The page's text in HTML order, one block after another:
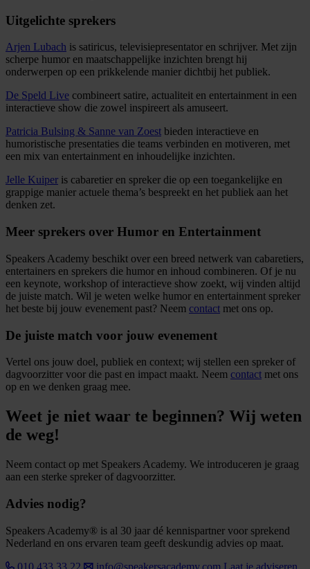
Uitgelichte sprekers
Arjen Lubach is satiricus, televisiepresentator en schrijver. Met zijn
scherpe humor en maatschappelijke inzichten brengt hij
onderwerpen op een prikkelende manier dichtbij het publiek.
De Speld Live combineert satire, actualiteit en entertainment in een
interactieve show die zowel inspireert als amuseert.
Patricia Bulsing & Sanne van Zoest bieden interactieve en
humoristische presentaties die teams verbinden en motiveren, met
een mix van entertainment en inhoudelijke inzichten.
Jelle Kuiper is cabaretier en spreker die op een toegankelijke en
grappige manier actuele thema’s bespreekt en het publiek aan het
denken zet.
Meer sprekers over Humor en Entertainment
Speakers Academy beschikt over een breed netwerk van cabaretiers,
entertainers en sprekers die humor en inhoud combineren. Of je nu
een keynote, workshop of interactieve show zoekt, wij vinden altijd
de juiste match. Wil je weten welke humor en entertainment spreker
het beste bij jouw evenement past? Neem contact met ons op.
De juiste match voor jouw evenement
Vertel ons jouw doel, publiek en context; wij stellen een spreker of
dagvoorzitter voor die past en impact maakt. Neem contact met ons
op en we denken graag mee.
Weet je niet waar te beginnen? Wij weten
de weg!
Neem contact op met Speakers Academy. We introduceren je graag
aan een sterke spreker of dagvoorzitter.
Advies nodig?
Speakers Academy® is al 30 jaar dé kennispartner voor sprekend
Nederland en ons ervaren team geeft deskundig advies op maat.
010 433 33 22
info@speakersacademy.com Laat je adviseren